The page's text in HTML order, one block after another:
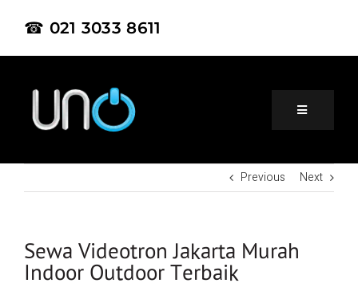
☎ 021 3033 8611
HomePrevious Next
Sewa Videotron Jakarta Murah
Indoor Outdoor Terbaik